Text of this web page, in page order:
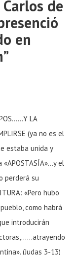
de
en
”
LA
(ya no es el
estaba unida y
el
perderá su
«Pero hubo
como habrá
introducirán
(Judas 3-13)